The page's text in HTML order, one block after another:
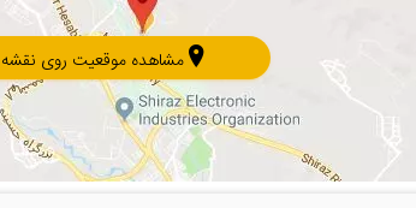
مشاهده موقعیت روی نقشه